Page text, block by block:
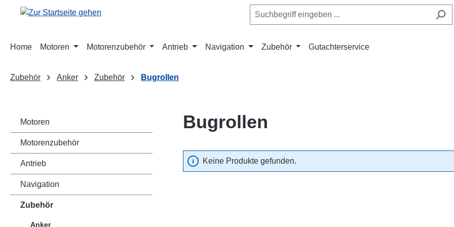
Hauptinhalt springen
Zur Suche springen
Zur Hauptnavigation springen
Home Motoren Motorenzubehör Antrieb Navigation Zubehör Gutachterservice
Zubehör Anker Zubehör Bugrollen
Motoren
Motorenzubehör
Antrieb
Navigation
Zubehör
Anker
Bugrollen
Keine Produkte gefunden.